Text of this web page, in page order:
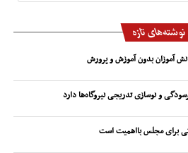
نوشته‌های تازه
آموزان بدون آموزش و پرورش
و نوسازی تدریجی نیروگاه‌ها دارد
برای مجلس بااهمیت است